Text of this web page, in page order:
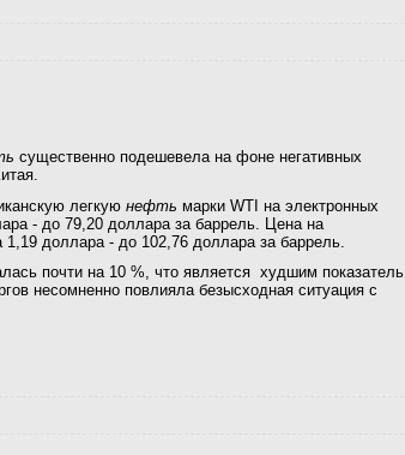
существенно подешевела на фоне негативных
легкую нефть марки WTI на электронных
- до 79,20 доллара за баррель. Цена на
доллара - до 102,76 доллара за баррель.
почти на 10 %, что является худшим показатель
несомненно повлияла безысходная ситуация с